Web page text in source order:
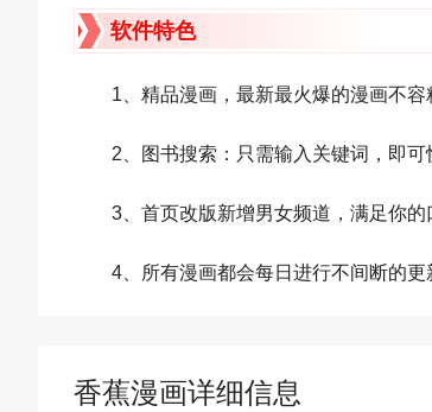
软件特色
1、精品漫画，最新最火爆的漫画不容
2、图书搜索：只需输入关键词，即
3、首页改版新增男女频道，满足你的
4、所有漫画都会每日进行不间断的
香蕉漫画详细信息